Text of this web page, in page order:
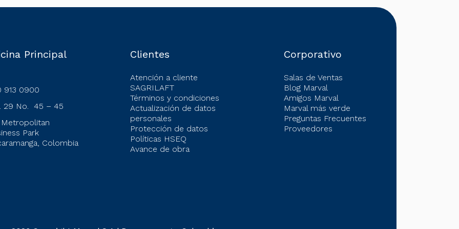
Principal
913 0900
29 No. 45 – 45
Metropolitan
Park
Colombia
Clientes
Atención a cliente
SAGRILAFT
Términos y condiciones
Actualización de datos
personales
Protección de datos
Políticas HSEQ
Avance de obra
Corporativo
Salas de Ventas
Blog Marval
Amigos Marval
Marval más verde
Preguntas Frecuentes
Proveedores